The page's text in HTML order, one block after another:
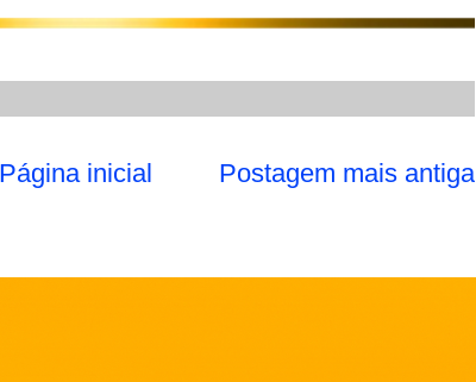
Postagem mais antiga
Página inicial